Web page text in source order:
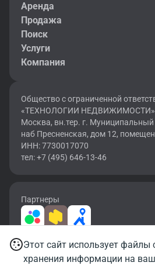
Аренда
Продажа
Поиск
Услуги
Компания
Общество с ограниченной
«ТЕХНОЛОГИИ НЕДВИЖИМОСТИ»
Москва, вн.тер. г. Муниципальный
наб Пресненская, дом 12,
ИНН: 7730017070
тел: +7 (495) 646-13-46
Партнеры
2026 © OF.RU | Все права защищены.
Карта сайтаУсловия использования
Этот сайт использует файлы
хранения информации на